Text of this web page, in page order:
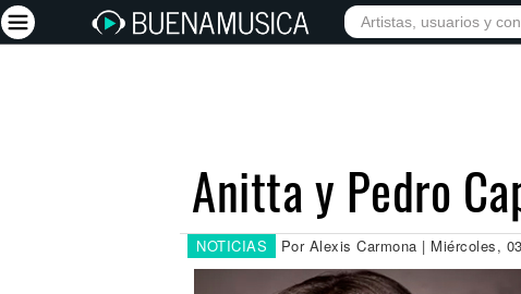
INICIO ARTISTAS
Anitta y Pedro
NOTICIAS Por Alexis Carmona | Miércoles,